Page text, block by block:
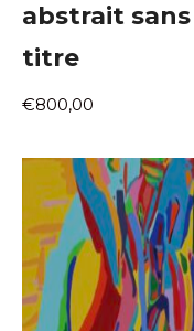
abstrait sans
titre
€800,00